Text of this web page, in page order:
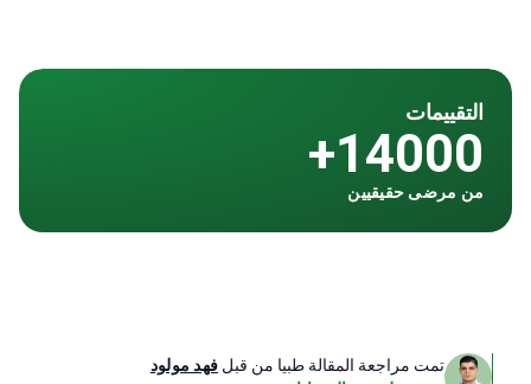
تمت مراجعة المقالة طبيا من قبل فهد مولود
التقييمات
14000+
من مرضى حقيقيين